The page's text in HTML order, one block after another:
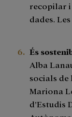
recopilar i
dades.
És
Alba
socials de
Mariona
d’Estudis